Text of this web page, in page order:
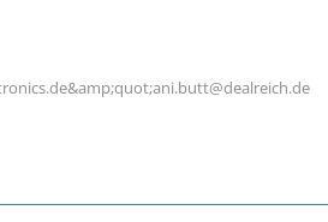
ani.butt@dealreich.de